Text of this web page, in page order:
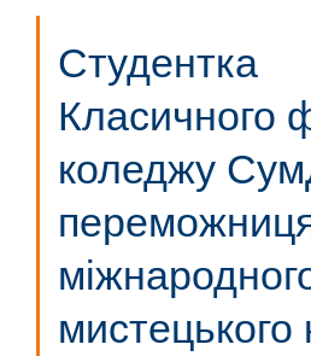
Студентка
Класичного
коледжу
мистецького